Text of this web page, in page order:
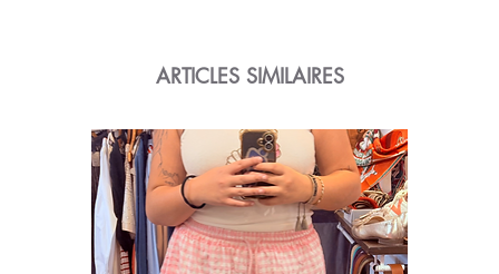
ARTICLES SIMILAIRES